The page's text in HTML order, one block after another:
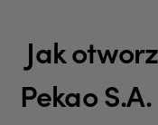
Jak
Pekao